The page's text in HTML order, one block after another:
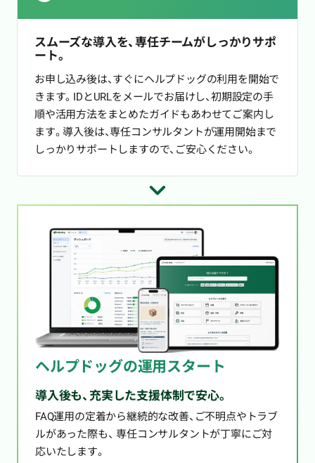
スムーズな導入を、専任チームがしっかりサポ
ート。
お申し込み後は、すぐにヘルプドッグの利用を開始で
きます。IDとURLをメールでお届けし、初期設定の手
順や活用方法をまとめたガイドもあわせてご案内し
ます。導入後は、専任コンサルタントが運用開始まで
しっかりサポートしますので、ご安心ください。
ヘルプドッグの運用スタート
導入後も、充実した支援体制で安心。
FAQ運用の定着から継続的な改善、ご不明点やトラブ
ルがあった際も、 専任コンサルタントが丁寧にご対
応いたします。